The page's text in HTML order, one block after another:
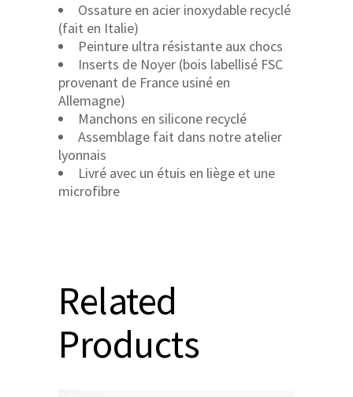
Ossature en acier inoxydable recyclé
(fait en Italie)
Peinture ultra résistante aux chocs
Inserts de Noyer (bois labellisé FSC
provenant de France usiné en
Allemagne)
Manchons en silicone recyclé
Assemblage fait dans notre atelier
lyonnais
Livré avec un étuis en liège et une
microfibre
Related
Products